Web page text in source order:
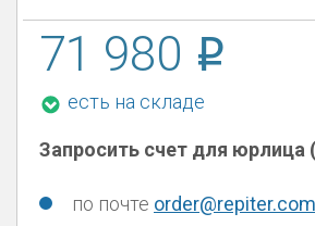
71 980
есть на складе
Запросить счет для
по почте order@repiter.com